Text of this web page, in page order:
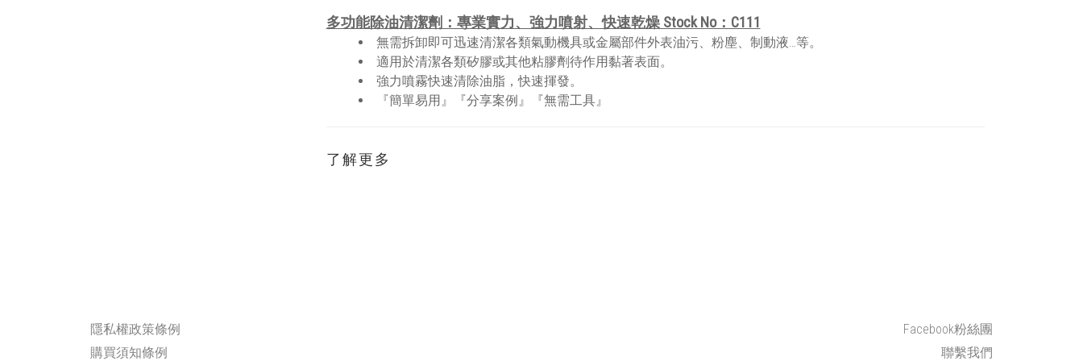
多功能除油清潔劑：專業實力、強力噴射、快速乾燥 Stock No：C111
無需拆卸即可迅速清潔各類氣動機具或金屬部件外表油污、粉塵、制動液…等。
適用於清潔各類矽膠或其他粘膠劑待作用黏著表面。
強力噴霧快速清除油脂，快速揮發。
『簡單易用』『分享案例』『無需工具』
了解更多
隱私權政策條例
購買須知條例
Facebook粉絲團
聯繫我們